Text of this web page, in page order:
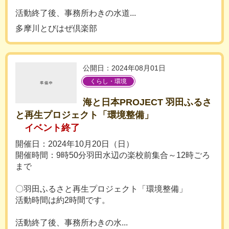
活動終了後、事務所わきの水道...
多摩川とびはぜ倶楽部
公開日：2024年08月01日
くらし・環境
海と日本PROJECT 羽田ふるさ
と再生プロジェクト「環境整備」
イベント終了
開催日：2024年10月20日（日）
開催時間：9時50分羽田水辺の楽校前集合～12時ごろ
まで
〇羽田ふるさと再生プロジェクト「環境整備」
活動時間は約2時間です。
活動終了後、事務所わきの水...